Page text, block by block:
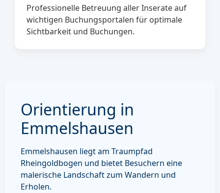
Professionelle Betreuung aller Inserate auf
wichtigen Buchungsportalen für optimale
Sichtbarkeit und Buchungen.
Orientierung in
Emmelshausen
Emmelshausen liegt am Traumpfad
Rheingoldbogen und bietet Besuchern eine
malerische Landschaft zum Wandern und
Erholen.